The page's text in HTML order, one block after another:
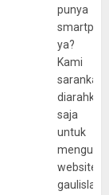
punya
ya?
Kami
sarankan,
diarahkan
saja
untuk
website